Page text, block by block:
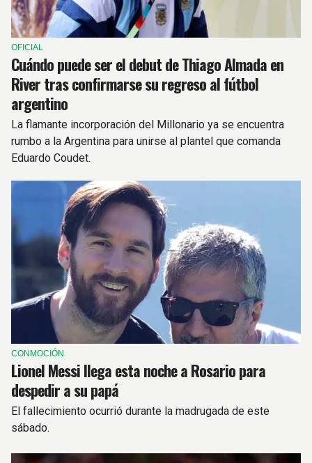
OFICIAL
Cuándo puede ser el debut de Thiago Almada en
River tras confirmarse su regreso al fútbol
argentino
La flamante incorporación del Millonario ya se encuentra
rumbo a la Argentina para unirse al plantel que comanda
Eduardo Coudet.
CONMOCIÓN
Lionel Messi llega esta noche a Rosario para
despedir a su papá
El fallecimiento ocurrió durante la madrugada de este
sábado.